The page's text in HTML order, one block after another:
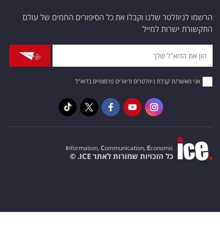
הרשמו לניוזלטר שלנו וקבלו את כל הסיפורים החמים של עולם
התקשורת ישרות למייל
אני מאשר/ת קבלת ניוזלטרים ודיוורים פרסומיים בדוא"ל
Information, Communication, Economic
כל הזכויות שמורות לאתר ICE. ©